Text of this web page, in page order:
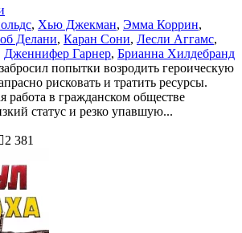
, Хью Джекман, Эмма Коррин,
Делани, Каран Сони, Лесли Аггамс,
Дженнифер Гарнер, Брианна Хилдебранд
попытки возродить героическую
рисковать и тратить ресурсы.
работа в гражданском обществе
статус и резко упавшую...
2 381